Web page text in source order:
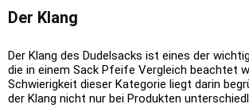
Der Klang
Der Klang des Dudelsacks ist eines der
die in einem Sack Pfeife Vergleich beachtet
Schwierigkeit dieser Kategorie liegt darin
der Klang nicht nur bei Produkten